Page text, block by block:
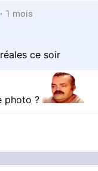
1 mois
ce soir
photo ?